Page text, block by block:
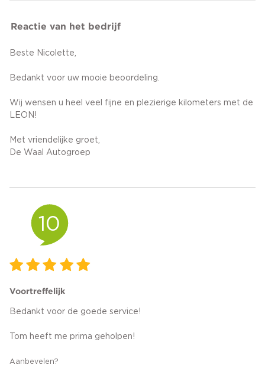
Reactie van het bedrijf
Beste Nicolette,
Bedankt voor uw mooie beoordeling.
Wij wensen u heel veel fijne en plezierige kilometers met de
LEON!
Met vriendelijke groet,
De Waal Autogroep
10
Voortreffelijk
Bedankt voor de goede service!
Tom heeft me prima geholpen!
Aanbevelen?